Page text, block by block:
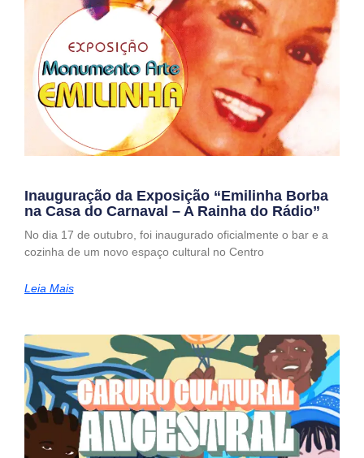
Inauguração da Exposição “Emilinha Borba
na Casa do Carnaval – A Rainha do Rádio”
No dia 17 de outubro, foi inaugurado oficialmente o bar e a
cozinha de um novo espaço cultural no Centro
Leia Mais